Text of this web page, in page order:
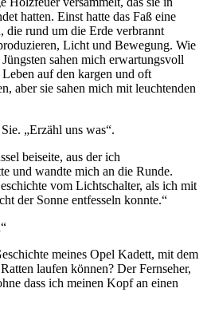
hatten. Einst hatte das Faß eine
die rund um die Erde verbrannt
Licht und Bewegung. Wie
sahen mich erwartungsvoll
auf den kargen und oft
aber sie sahen mich mit leuchtenden
„Erzähl uns was“.
beiseite, aus der ich
und wandte mich an die Runde.
vom Lichtschalter, als ich mit
der Sonne entfesseln konnte.“
meines Opel Kadett, mit dem
laufen können? Der Fernseher,
dass ich meinen Kopf an einen